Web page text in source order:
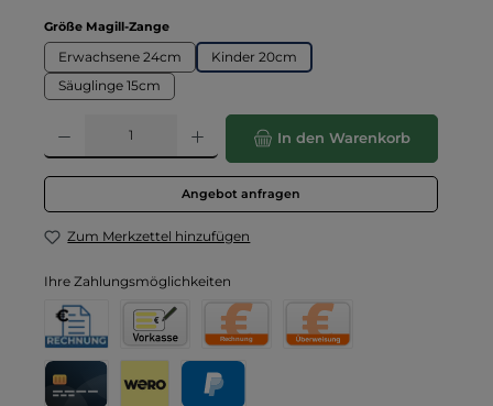
Größe Magill-Zangeauswählen
Erwachsene 24cm
Kinder 20cm
Säuglinge 15cm
Produkt Anzahl: Gib den gewünschten Wert ein oder benutze die
In den Warenkorb
Angebot anfragen
Zum Merkzettel hinzufügen
Ihre Zahlungsmöglichkeiten